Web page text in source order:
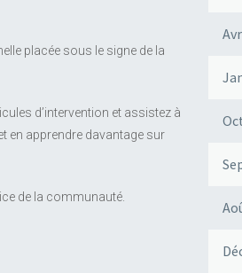
placée sous le signe de la
d’intervention et assistez à
en apprendre davantage sur
de la communauté.